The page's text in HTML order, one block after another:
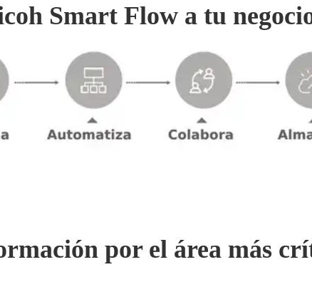
Smart Flow a tu
por el área más